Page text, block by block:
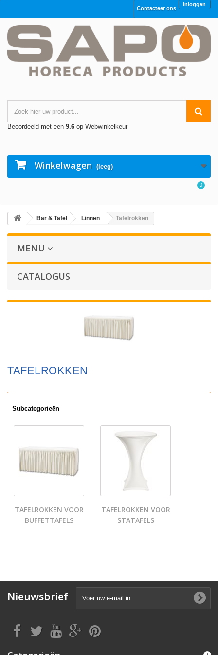
Inloggen
Contacteer ons
Beoordeeld met een 9.6 op Webwinkelkeur
Winkelwagen (leeg)
0
Bar & Tafel Linnen Tafelrokken
MENU
CATALOGUS
TAFELROKKEN
Subcategorieën
TAFELROKKEN VOOR
BUFFETTAFELS
TAFELROKKEN VOOR
STATAFELS
Nieuwsbrief